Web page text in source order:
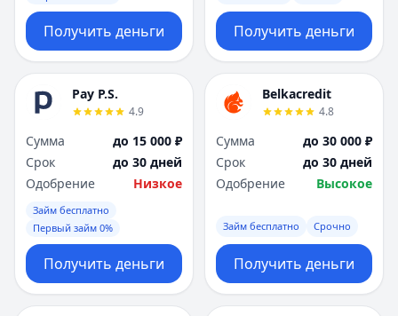
Получить деньги Получить деньги
Pay P.S.
4.9
Сумма
до 15 000 ₽
Срок
до 30 дней
Одобрение
Низкое
Займ бесплатно
Первый займ 0%
Получить деньги
Belkacredit
4.8
Сумма
до 30 000 ₽
Срок
до 30 дней
Одобрение
Высокое
Займ бесплатно Срочно
Получить деньги